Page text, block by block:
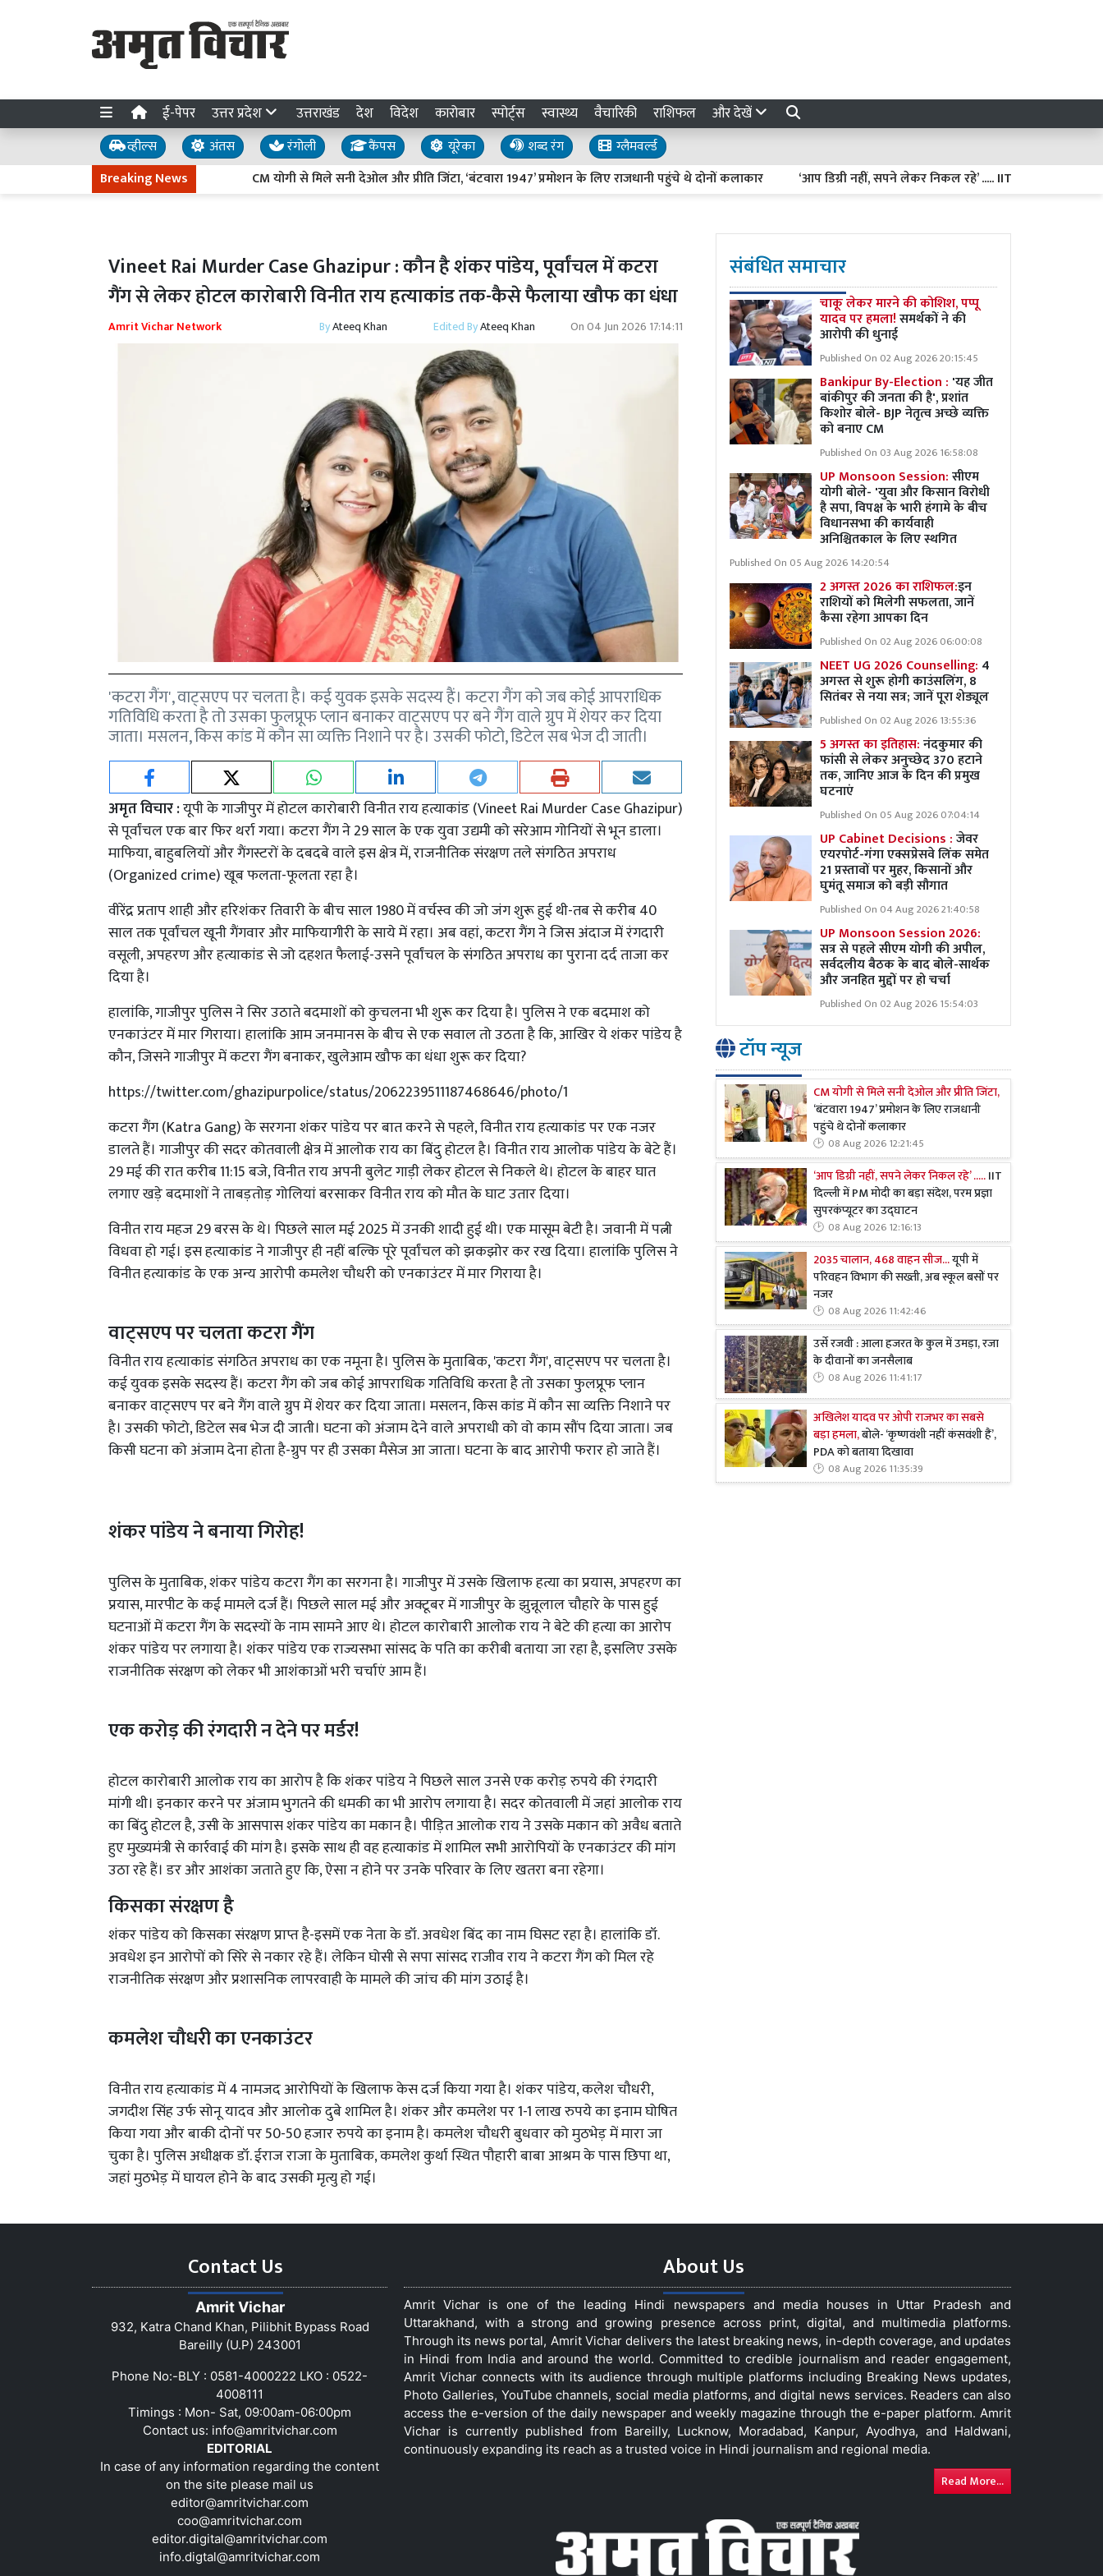
ई-पेपर उत्तर प्रदेश उत्तराखंड देश विदेश कारोबार स्पोर्ट्स स्वास्थ्य वैचारिकी राशिफल और देखें
व्हील्स अंतस रंगोली कैंपस यूरेका शब्द रंग
ग्लैमवर्ल्ड
Breaking News
CM योगी से मिले सनी देओल और प्रीति जिंटा, ‘बंटवारा 1947’ प्रमोशन के लिए राजधानी पहुंचे थे दोनों कलाकार ‘आप डिग्री नहीं, सपने लेकर निकल रहे’ ..... IIT दिल्ली में PM मोदी का
Vineet Rai Murder Case Ghazipur : कौन है शंकर पांडेय, पूर्वांचल में कटरा
गैंग से लेकर होटल कारोबारी विनीत राय हत्याकांड तक-कैसे फैलाया खौफ का धंधा
Amrit Vichar Network ByAteeq Khan Edited ByAteeq Khan On04 Jun 2026 17:14:11
'कटरा गैंग', वाट्सएप पर चलता है। कई युवक इसके सदस्य हैं। कटरा गैंग को जब कोई आपराधिक
गतिविधि करता है तो उसका फुलप्रूफ प्लान बनाकर वाट्सएप पर बने गैंग वाले ग्रुप में शेयर कर दिया
जाता। मसलन, किस कांड में कौन सा व्यक्ति निशाने पर है। उसकी फोटो, डिटेल सब भेज दी जाती।
अमृत विचार :यूपी के गाजीपुर में होटल कारोबारी विनीत राय हत्याकांड (Vineet Rai Murder Case Ghazipur)
से पूर्वांचल एक बार फिर थर्रा गया। कटरा गैंग ने 29 साल के एक युवा उद्यमी को सरेआम गोनियों से भून डाला।
माफिया, बाहुबलियों और गैंगस्टरों के दबदबे वाले इस क्षेत्र में, राजनीतिक संरक्षण तले संगठित अपराध
(Organized crime) खूब फलता-फूलता रहा है।
वीरेंद्र प्रताप शाही और हरिशंकर तिवारी के बीच साल 1980 में वर्चस्व की जो जंग शुरू हुई थी-तब से करीब 40
साल तक पूर्वांचल खूनी गैंगवार और माफियागीरी के साये में रहा। अब वहां, कटरा गैंग ने जिस अंदाज में रंगदारी
वसूली, अपहरण और हत्याकांड से जो दहशत फैलाई-उसने पूर्वांचल के संगठित अपराध का पुराना दर्द ताजा कर
दिया है।
हालांकि, गाजीपुर पुलिस ने सिर उठाते बदमाशों को कुचलना भी शुरू कर दिया है। पुलिस ने एक बदमाश को
एनकाउंटर में मार गिराया। हालांकि आम जनमानस के बीच से एक सवाल तो उठता है कि, आखिर ये शंकर पांडेय है
कौन, जिसने गाजीपुर में कटरा गैंग बनाकर, खुलेआम खौफ का धंधा शुरू कर दिया?
https://twitter.com/ghazipurpolice/status/2062239511187468646/photo/1
कटरा गैंग (Katra Gang) के सरगना शंकर पांडेय पर बात करने से पहले, विनीत राय हत्याकांड पर एक नजर
डालते हैं। गाजीपुर की सदर कोतवाली क्षेत्र में आलोक राय का बिंदु होटल है। विनीत राय आलोक पांडेय के बेटे हैं।
29 मई की रात करीब 11:15 बजे, विनीत राय अपनी बुलेट गाड़ी लेकर होटल से निकले थे। होटल के बाहर घात
लगाए खड़े बदमाशों ने ताबड़तोड़ गोलियां बरसाकर विनीत राय को मौत के घाट उतार दिया।
विनीत राय महज 29 बरस के थे। पिछले साल मई 2025 में उनकी शादी हुई थी। एक मासूम बेटी है। जवानी में पत्नी
विधवा हो गई। इस हत्याकांड ने गाजीपुर ही नहीं बल्कि पूरे पूर्वांचल को झकझोर कर रख दिया। हालांकि पुलिस ने
विनीत हत्याकांड के एक अन्य आरोपी कमलेश चौधरी को एनकाउंटर में मार गिराया है।
वाट्सएप पर चलता कटरा गैंग
विनीत राय हत्याकांड संगठित अपराध का एक नमूना है। पुलिस के मुताबिक, 'कटरा गैंग', वाट्सएप पर चलता है।
कई युवक इसके सदस्य हैं। कटरा गैंग को जब कोई आपराधिक गतिविधि करता है तो उसका फुलप्रूफ प्लान
बनाकर वाट्सएप पर बने गैंग वाले ग्रुप में शेयर कर दिया जाता। मसलन, किस कांड में कौन सा व्यक्ति निशाने पर
है। उसकी फोटो, डिटेल सब भेज दी जाती। घटना को अंजाम देने वाले अपराधी को वो काम सौंप दिया जाता। जब
किसी घटना को अंजाम देना होता है-ग्रुप पर ही उसका मैसेज आ जाता। घटना के बाद आरोपी फरार हो जाते हैं।
शंकर पांडेय ने बनाया गिरोह!
पुलिस के मुताबिक, शंकर पांडेय कटरा गैंग का सरगना है। गाजीपुर में उसके खिलाफ हत्या का प्रयास, अपहरण का
प्रयास, मारपीट के कई मामले दर्ज हैं। पिछले साल मई और अक्टूबर में गाजीपुर के झुन्नूलाल चौहारे के पास हुई
घटनाओं में कटरा गैंग के सदस्यों के नाम सामने आए थे। होटल कारोबारी आलोक राय ने बेटे की हत्या का आरोप
शंकर पांडेय पर लगाया है। शंकर पांडेय एक राज्यसभा सांसद के पति का करीबी बताया जा रहा है, इसलिए उसके
राजनीतिक संरक्षण को लेकर भी आशंकाओं भरी चर्चाएं आम हैं।
एक करोड़ की रंगदारी न देने पर मर्डर!
होटल कारोबारी आलोक राय का आरोप है कि शंकर पांडेय ने पिछले साल उनसे एक करोड़ रुपये की रंगदारी
मांगी थी। इनकार करने पर अंजाम भुगतने की धमकी का भी आरोप लगाया है। सदर कोतवाली में जहां आलोक राय
का बिंदु होटल है, उसी के आसपास शंकर पांडेय का मकान है। पीड़ित आलोक राय ने उसके मकान को अवैध बताते
हुए मुख्यमंत्री से कार्रवाई की मांग है। इसके साथ ही वह हत्याकांड में शामिल सभी आरोपियों के एनकाउंटर की मांग
उठा रहे हैं। डर और आशंका जताते हुए कि, ऐसा न होने पर उनके परिवार के लिए खतरा बना रहेगा।
किसका संरक्षण है
शंकर पांडेय को किसका संरक्षण प्राप्त है-इसमें एक नेता के डॉ. अवधेश बिंद का नाम घिसट रहा है। हालांकि डॉ.
अवधेश इन आरोपों को सिरे से नकार रहे हैं। लेकिन घोसी से सपा सांसद राजीव राय ने कटरा गैंग को मिल रहे
राजनीतिक संरक्षण और प्रशासनिक लापरवाही के मामले की जांच की मांग उठाई है।
कमलेश चौधरी का एनकाउंटर
विनीत राय हत्याकांड में 4 नामजद आरोपियों के खिलाफ केस दर्ज किया गया है। शंकर पांडेय, कलेश चौधरी,
जगदीश सिंह उर्फ सोनू यादव और आलोक दुबे शामिल है। शंकर और कमलेश पर 1-1 लाख रुपये का इनाम घोषित
किया गया और बाकी दोनों पर 50-50 हजार रुपये का इनाम है। कमलेश चौधरी बुधवार को मुठभेड़ में मारा जा
चुका है। पुलिस अधीक्षक डॉ. ईराज राजा के मुताबिक, कमलेश कुर्था स्थित पौहारी बाबा आश्रम के पास छिपा था,
जहां मुठभेड़ में घायल होने के बाद उसकी मृत्यु हो गई।
संबंधित समाचार
चाकू लेकर मारने की कोशिश, पप्पू
यादव पर हमला!समर्थकों ने की
आरोपी की धुनाई
Published On 02 Aug 2026 20:15:45
Bankipur By-Election : 'यह जीत
बांकीपुर की जनता की है', प्रशांत
किशोर बोले- BJP नेतृत्व अच्छे व्यक्ति
को बनाए CM
Published On 03 Aug 2026 16:58:08
UP Monsoon Session:सीएम
योगी बोले- 'युवा और किसान विरोधी
है सपा, विपक्ष के भारी हंगामे के बीच
विधानसभा की कार्यवाही
अनिश्चितकाल के लिए स्थगित
Published On 05 Aug 2026 14:20:54
2 अगस्त 2026 का राशिफल:इन
राशियों को मिलेगी सफलता, जानें
कैसा रहेगा आपका दिन
Published On 02 Aug 2026 06:00:08
NEET UG 2026 Counselling: 4
अगस्त से शुरू होगी काउंसलिंग, 8
सितंबर से नया सत्र; जानें पूरा शेड्यूल
Published On 02 Aug 2026 13:55:36
5 अगस्त का इतिहास:नंदकुमार की
फांसी से लेकर अनुच्छेद 370 हटाने
तक, जानिए आज के दिन की प्रमुख
घटनाएं
Published On 05 Aug 2026 07:04:14
UP Cabinet Decisions :जेवर
एयरपोर्ट-गंगा एक्सप्रेसवे लिंक समेत
21 प्रस्तावों पर मुहर, किसानों और
घुमंतू समाज को बड़ी सौगात
Published On 04 Aug 2026 21:40:58
UP Monsoon Session 2026:
सत्र से पहले सीएम योगी की अपील,
सर्वदलीय बैठक के बाद बोले-सार्थक
और जनहित मुद्दों पर हो चर्चा
Published On 02 Aug 2026 15:54:03
टॉप न्यूज
CM योगी से मिले सनी देओल और प्रीति जिंटा,
‘बंटवारा 1947’ प्रमोशन के लिए राजधानी
पहुंचे थे दोनों कलाकार
08 Aug 2026 12:21:45
‘आप डिग्री नहीं, सपने लेकर निकल रहे’ .....IIT
दिल्ली में PM मोदी का बड़ा संदेश, परम प्रज्ञा
सुपरकंप्यूटर का उद्घाटन
08 Aug 2026 12:16:13
2035 चालान, 468 वाहन सीज...यूपी में
परिवहन विभाग की सख्ती, अब स्कूल बसों पर
नजर
08 Aug 2026 11:42:46
उर्से रजवी : आला हजरत के कुल में उमड़ा, रजा
के दीवानों का जनसैलाब
08 Aug 2026 11:41:17
अखिलेश यादव पर ओपी राजभर का सबसे
बड़ा हमला,बोले- ‘कृष्णवंशी नहीं कंसवंशी हैं’,
PDA को बताया दिखावा
08 Aug 2026 11:35:39
Contact Us
Amrit Vichar
932, Katra Chand Khan, Pilibhit Bypass Road
Bareilly (U.P) 243001
Phone No:-BLY : 0581-4000222 LKO : 0522-
4008111
Timings : Mon- Sat, 09:00am-06:00pm
Contact us: info@amritvichar.com
EDITORIAL
In case of any information regarding the content
on the site please mail us
editor@amritvichar.com
coo@amritvichar.com
editor.digital@amritvichar.com
info.digtal@amritvichar.com
About Us
Amrit Vichar is one of the leading Hindi newspapers and media houses in Uttar Pradesh and
Uttarakhand, with a strong and growing presence across print, digital, and multimedia platforms.
Through its news portal, Amrit Vichar delivers the latest breaking news, in-depth coverage, and updates
in Hindi from India and around the world. Committed to credible journalism and reader engagement,
Amrit Vichar connects with its audience through multiple platforms including Breaking News updates,
Photo Galleries, YouTube channels, social media platforms, and digital news services. Readers can also
access the e-version of the daily newspaper and weekly magazine through the e-paper platform. Amrit
Vichar is currently published from Bareilly, Lucknow, Moradabad, Kanpur, Ayodhya, and Haldwani,
continuously expanding its reach as a trusted voice in Hindi journalism and regional media.
Read More...